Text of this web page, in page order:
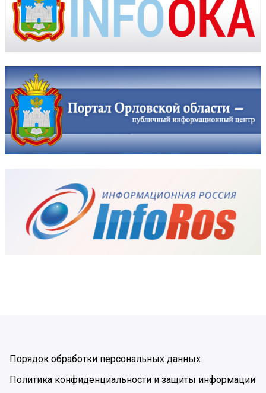
Порядок обработки персональных данных
Политика конфиденциальности и защиты информации